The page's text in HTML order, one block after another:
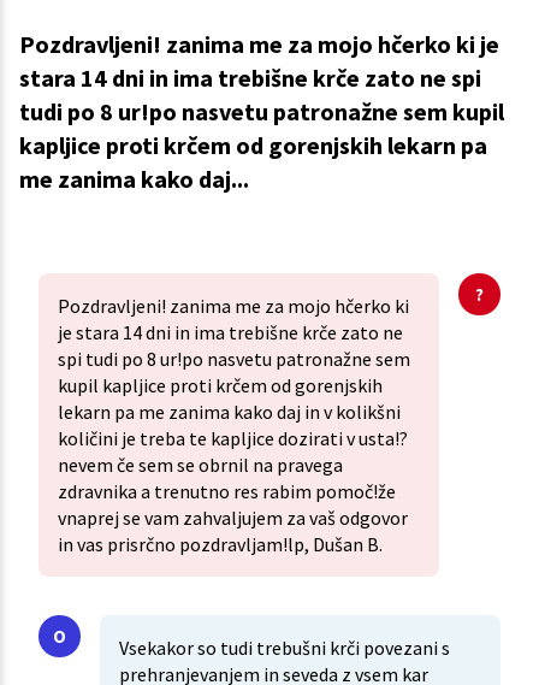
Pozdravljeni! zanima me za mojo hčerko ki je
stara 14 dni in ima trebišne krče zato ne spi
tudi po 8 ur!po nasvetu patronažne sem kupil
kapljice proti krčem od gorenjskih lekarn pa
me zanima kako daj...
Pozdravljeni! zanima me za mojo hčerko ki
je stara 14 dni in ima trebišne krče zato ne
spi tudi po 8 ur!po nasvetu patronažne sem
kupil kapljice proti krčem od gorenjskih
lekarn pa me zanima kako daj in v kolikšni
količini je treba te kapljice dozirati v usta!?
nevem če sem se obrnil na pravega
zdravnika a trenutno res rabim pomoč!že
vnaprej se vam zahvaljujem za vaš odgovor
in vas prisrčno pozdravljam!lp, Dušan B.
Vsekakor so tudi trebušni krči povezani s
prehranjevanjem in seveda z vsem kar